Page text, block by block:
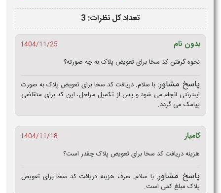
تعداد کل نظرات: 3
بدون نام
1404/11/25
نحوه گرفتن کد سخا برای تعویض پلاک به چه صورته؟
پاسخ مشاور: با سلام. دریافت کد سخا برای تعویض پلاک به‌ صورت
اینترنتی انجام می‌ شود و پس از تکمیل مراحل، این کد برای متقاضی
پیامک می‌ گردد.
کامیار
1404/11/18
هزینه دریافت کد سخا برای تعویض پلاک چقدر است؟
پاسخ مشاور: با سلام. صرف هزینه دریافت کد سخا برای تعویض
پلاک مبلغ کمی است.